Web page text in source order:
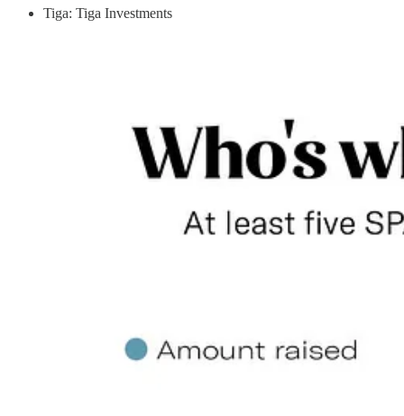
Tiga: Tiga Investments